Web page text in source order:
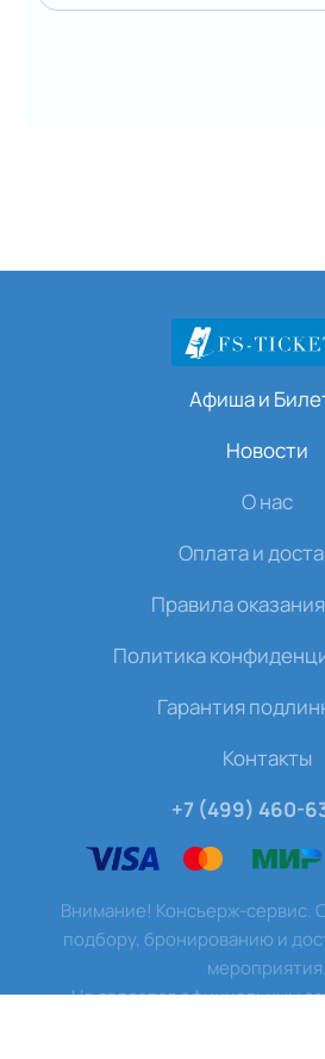
Афиша и
Новости
О нас
Оплата и
Правила
Политика
Гарантия
Контакты
+7 (499) 460-
Внимание! Консьерж-сервис.
подбору, бронированию и
мероприятия.
Не является официальным